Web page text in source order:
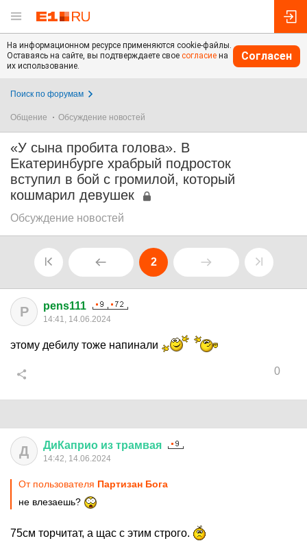
На информационном ресурсе применяются cookie-файлы.
Оставаясь на сайте, вы подтверждаете свое согласие на
их использование.
Согласен
Поиск по форумам
Общение Обсуждение новостей
«У сына пробита голова». В
Екатеринбурге храбрый подросток
вступил в бой с громилой, который
кошмарил девушек
Обсуждение новостей
2
P pens111
14:41, 14.06.2024
этому дебилу тоже напинали
0
Д ДиКаприо из трамвая
14:42, 14.06.2024
От пользователя Партизан Бога
не влезаешь?
75см торчитат, а щас с этим строго.